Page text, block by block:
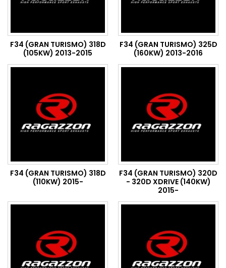
F34 (GRAN TURISMO) 318D
(105KW) 2013-2015
F34 (GRAN TURISMO) 325D
(160KW) 2013-2016
F34 (GRAN TURISMO) 318D
(110KW) 2015-
F34 (GRAN TURISMO) 320D
- 320D XDRIVE (140KW)
2015-